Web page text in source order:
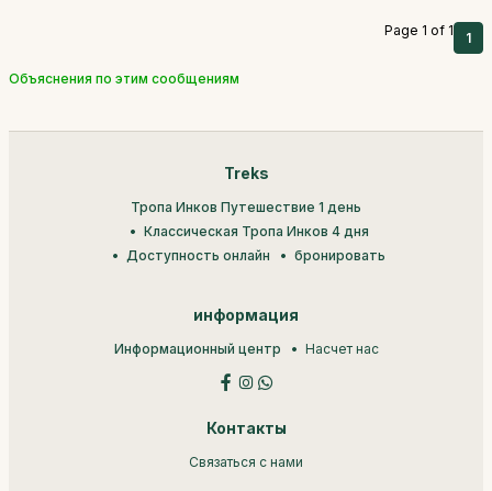
Page 1 of 1 1
Объяснения по этим сообщениям
Treks
Тропа Инков Путешествие 1 день
Классическая Тропа Инков 4 дня
Доступность онлайн
бронировать
информация
Информационный центр Насчет нас
Контакты
Связаться с нами